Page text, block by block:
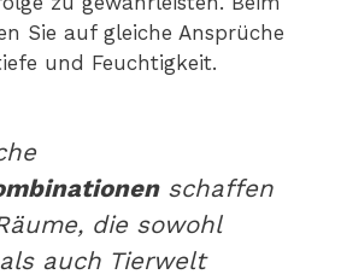
Sie auf gleiche Ansprüche
und Feuchtigkeit.
schaffen
die sowohl
auch Tierwelt